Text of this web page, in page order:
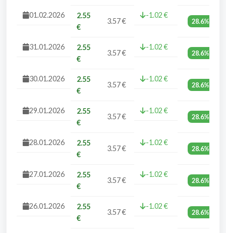
01.02.2026
2.55
€
3.57 €
-1.02 €
28.6%
31.01.2026
2.55
€
3.57 €
-1.02 €
28.6%
30.01.2026
2.55
€
3.57 €
-1.02 €
28.6%
29.01.2026
2.55
€
3.57 €
-1.02 €
28.6%
28.01.2026
2.55
€
3.57 €
-1.02 €
28.6%
27.01.2026
2.55
€
3.57 €
-1.02 €
28.6%
26.01.2026
2.55
€
3.57 €
-1.02 €
28.6%